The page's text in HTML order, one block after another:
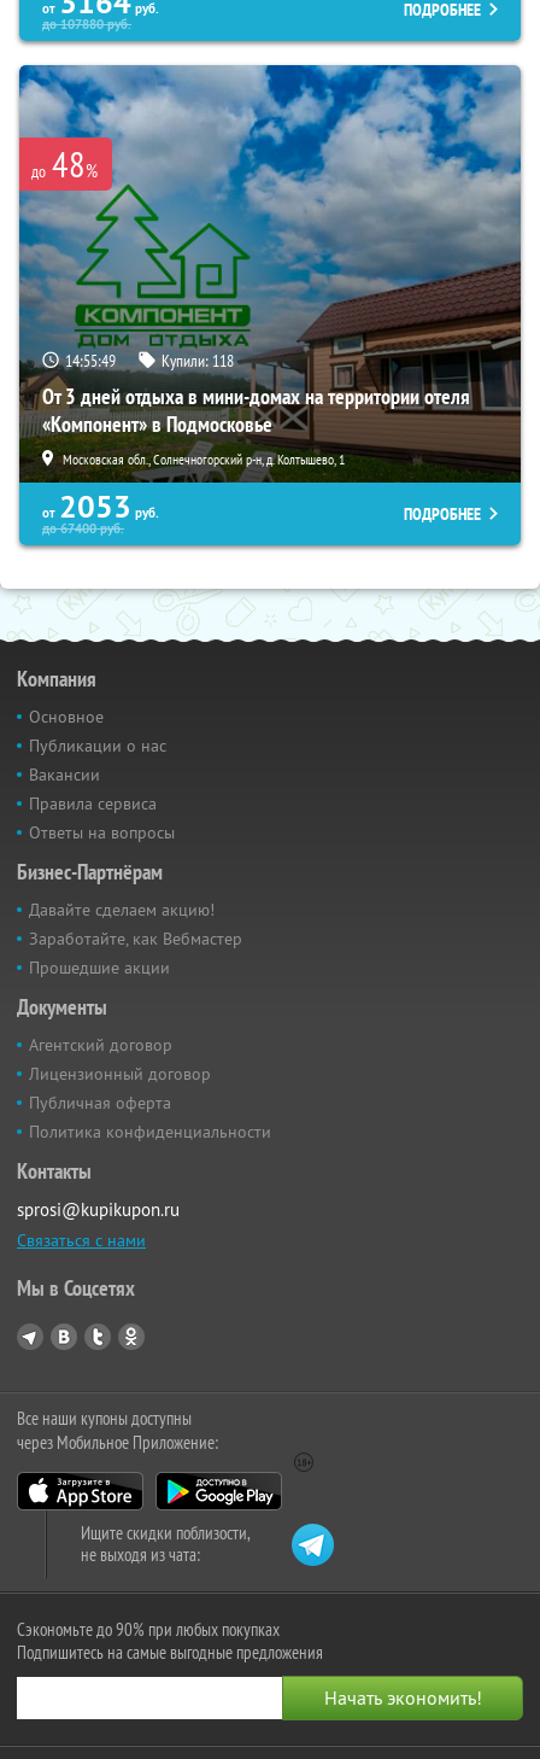
от
руб.
до107880руб.
ПОДРОБНЕЕ
до 48%
14:55:48 Купили: 118
От 3 дней отдыха в мини-домах на территории отеля
«Компонент» в Подмосковье
Московская обл., Солнечногорский р-н, д. Колтышево, 1
от 2053 руб.
до67400руб.
ПОДРОБНЕЕ
Компания
Основное
Публикации о нас
Вакансии
Правила сервиса
Ответы на вопросы
Бизнес-Партнёрам
Давайте сделаем акцию!
Заработайте, как Вебмастер
Прошедшие акции
Документы
Агентский договор
Лицензионный договор
Публичная оферта
Политика конфиденциальности
Контакты
sprosi@kupikupon.ru
Связаться с нами
Мы в Соцсетях
Все наши купоны доступны
через Мобильное Приложение:
Ищите скидки поблизости,
не выходя из чата:
Сэкономьте до 90% при любых покупках
Подпишитесь на самые выгодные предложения